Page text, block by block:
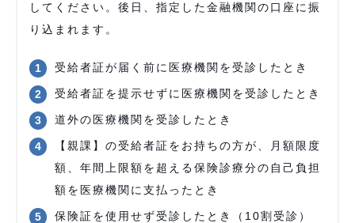
してください。後日、指定した金融機関の口座に振
り込まれます。
受給者証が届く前に医療機関を受診したとき
受給者証を提示せずに医療機関を受診したとき
道外の医療機関を受診したとき
【親課】の受給者証をお持ちの方が、月額限度
額、年間上限額を超える保険診療分の自己負担
額を医療機関に支払ったとき
保険証を使用せず受診したとき（10割受診）